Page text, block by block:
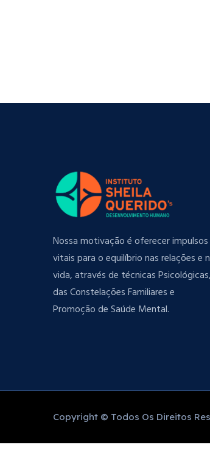
Nossa motivação é oferecer impulsos
vitais para o equilíbrio nas relações e
vida, através de técnicas Psicológicas,
das Constelações Familiares e
Promoção de Saúde Mental.
Copyright © Todos Os Direitos